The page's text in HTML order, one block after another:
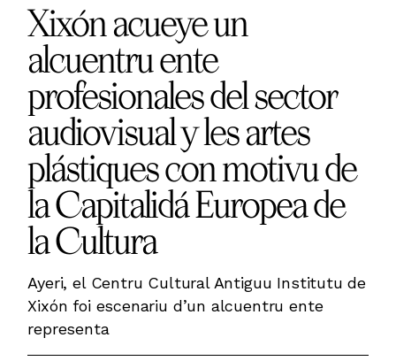
Xixón acueye un
alcuentru ente
profesionales del sector
audiovisual y les artes
plástiques con motivu de
la Capitalidá Europea de
la Cultura
Ayeri, el Centru Cultural Antiguu Institutu de
Xixón foi escenariu d’un alcuentru ente
representa